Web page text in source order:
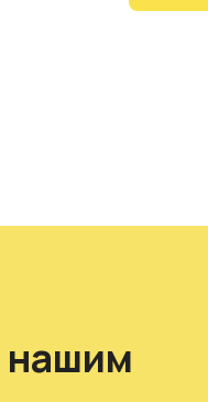
нашим